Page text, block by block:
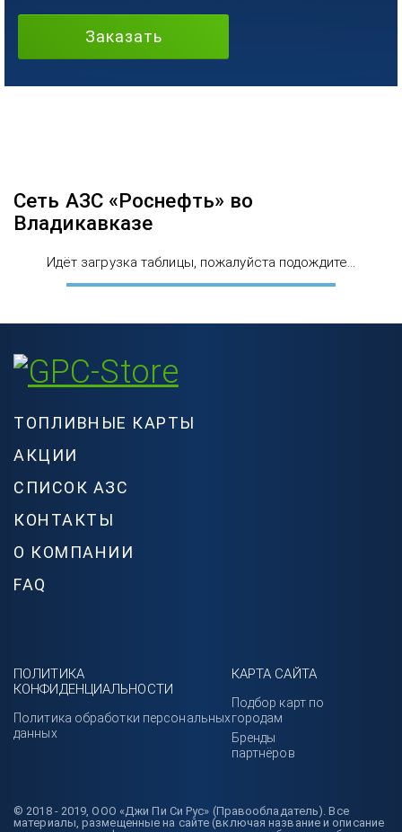
Заказать
Сеть АЗС «Роснефть» во
Владикавказе
Идёт загрузка таблицы, пожалуйста подождите...
ТОПЛИВНЫЕ КАРТЫ
АКЦИИ
СПИСОК АЗС
КОНТАКТЫ
О КОМПАНИИ
FAQ
© 2018 - 2019, ООО «Джи Пи Си Рус» (Правообладатель). Все
материалы, размещенные на сайте (включая название и описание
ПОЛИТИКА
КОНФИДЕНЦИАЛЬНОСТИ
Политика обработки персональных
данных
КАРТА САЙТА
Подбор карт по
городам
Бренды
партнёров